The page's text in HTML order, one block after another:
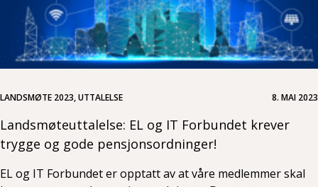
LANDSMØTE 2023, UTTALELSE 8. MAI 2023
Landsmøteuttalelse: EL og IT Forbundet krever
trygge og gode pensjonsordninger!
EL og IT Forbundet er opptatt av at våre medlemmer skal